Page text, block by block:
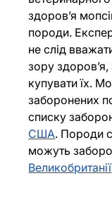
здоров’я
породи.
не слід
зору здоров’я,
купувати їх.
заборонених
списку
США. Породи
можуть
Великобританії